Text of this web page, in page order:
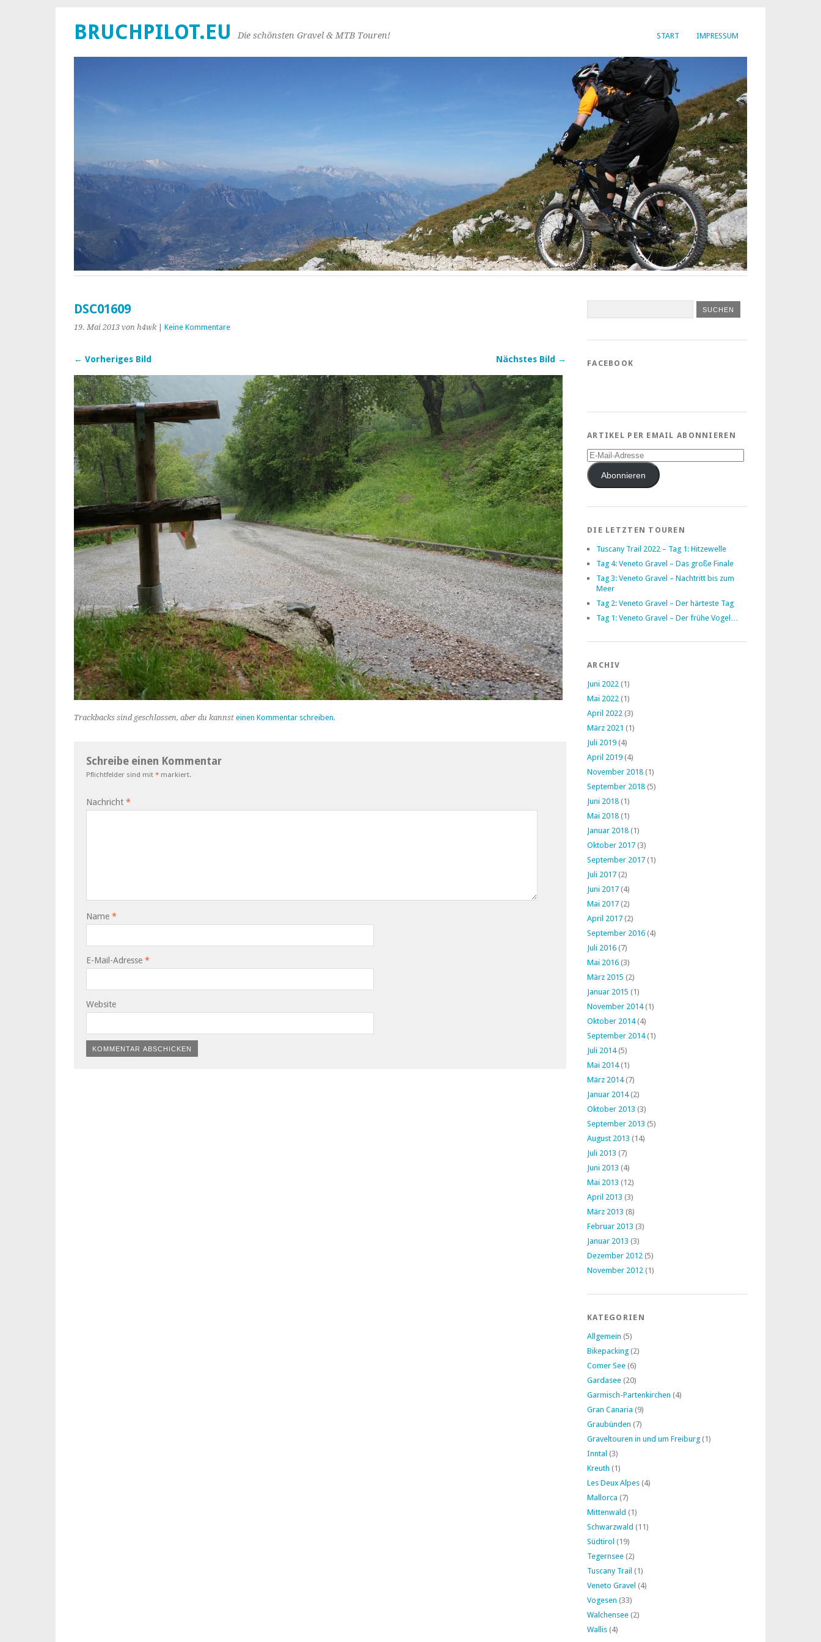
START IMPRESSUM
BRUCHPILOT.EU Die schönsten Gravel & MTB Touren!
DSC01609
19. Mai 2013 von h4wk| Keine Kommentare
← Vorheriges Bild Nächstes Bild →
Trackbacks sind geschlossen, aber du kannst einen Kommentar schreiben.
Schreibe einen Kommentar
Pflichtfelder sind mit * markiert.
Nachricht *
Name *
E-Mail-Adresse *
Website
FACEBOOK
ARTIKEL PER EMAIL ABONNIEREN
E-
Mail-
AdresseAbonnieren
DIE LETZTEN TOUREN
Tuscany Trail 2022 – Tag 1: Hitzewelle
Tag 4: Veneto Gravel – Das große Finale
Tag 3: Veneto Gravel – Nachtritt bis zum
Meer
Tag 2: Veneto Gravel – Der härteste Tag
Tag 1: Veneto Gravel – Der frühe Vogel…
ARCHIV
Juni 2022 (1)
Mai 2022 (1)
April 2022 (3)
März 2021 (1)
Juli 2019 (4)
April 2019 (4)
November 2018 (1)
September 2018 (5)
Juni 2018 (1)
Mai 2018 (1)
Januar 2018 (1)
Oktober 2017 (3)
September 2017 (1)
Juli 2017 (2)
Juni 2017 (4)
Mai 2017 (2)
April 2017 (2)
September 2016 (4)
Juli 2016 (7)
Mai 2016 (3)
März 2015 (2)
Januar 2015 (1)
November 2014(1)
Oktober 2014(4)
September 2014(1)
Juli 2014(5)
Mai 2014(1)
März 2014(7)
Januar 2014(2)
Oktober 2013 (3)
September 2013 (5)
August 2013 (14)
Juli 2013 (7)
Juni 2013 (4)
Mai 2013 (12)
April 2013 (3)
März 2013 (8)
Februar 2013 (3)
Januar 2013 (3)
Dezember 2012 (5)
November 2012 (1)
KATEGORIEN
Allgemein (5)
Bikepacking (2)
Comer See (6)
Gardasee (20)
Garmisch-Partenkirchen (4)
Gran Canaria (9)
Graubünden (7)
Graveltouren in und um Freiburg (1)
Inntal (3)
Kreuth (1)
Les Deux Alpes (4)
Mallorca (7)
Mittenwald (1)
Schwarzwald (11)
Südtirol (19)
Tegernsee (2)
Tuscany Trail (1)
Veneto Gravel (4)
Vogesen (33)
Walchensee (2)
Wallis (4)